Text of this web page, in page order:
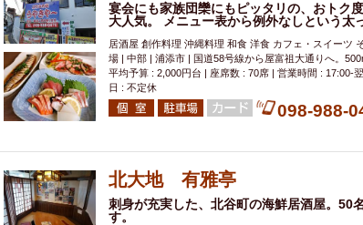
宴会にも家族団欒にもピッタリの、おトク
大人気。 メニュー表から例外なしという太
居酒屋 創作料理 沖縄料理 和食 洋食 カフェ・スイーツ
場 | 中部 | 浦添市 | 国道58号線から屋富祖大通りへ。
平均予算 : 2,000円台 | 座席数 : 70席 | 営業時間 : 17:00-
日 : 不定休
098-988-
北大地 有雅亭
刺身が充実した、北谷町の海鮮居酒屋。50
す。